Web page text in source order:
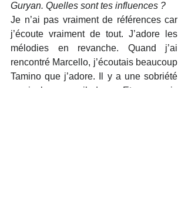
Guryan. Quelles sont tes influences ?
Je n’ai pas vraiment de références car
j’écoute vraiment de tout. J’adore les
mélodies en revanche. Quand j’ai
rencontré Marcello, j’écoutais beaucoup
Tamino que j’adore. Il y a une sobriété
musicale que j’adore. Et sa voix